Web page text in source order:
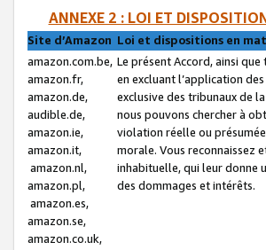
ANNEXE 2 : LOI ET
Site d’Amazon Loi et dispositions en
amazon.com.be,
amazon.fr,
amazon.de,
audible.de,
amazon.ie,
amazon.it,
amazon.nl,
amazon.pl,
amazon.es,
amazon.se,
amazon.co.uk,
Le présent Accord, ainsi
en excluant l’application
exclusive des tribunaux de
nous pouvons chercher à
violation réelle ou
morale. Vous reconnaissez
inhabituelle, qui leur donne
des dommages et intérêts.